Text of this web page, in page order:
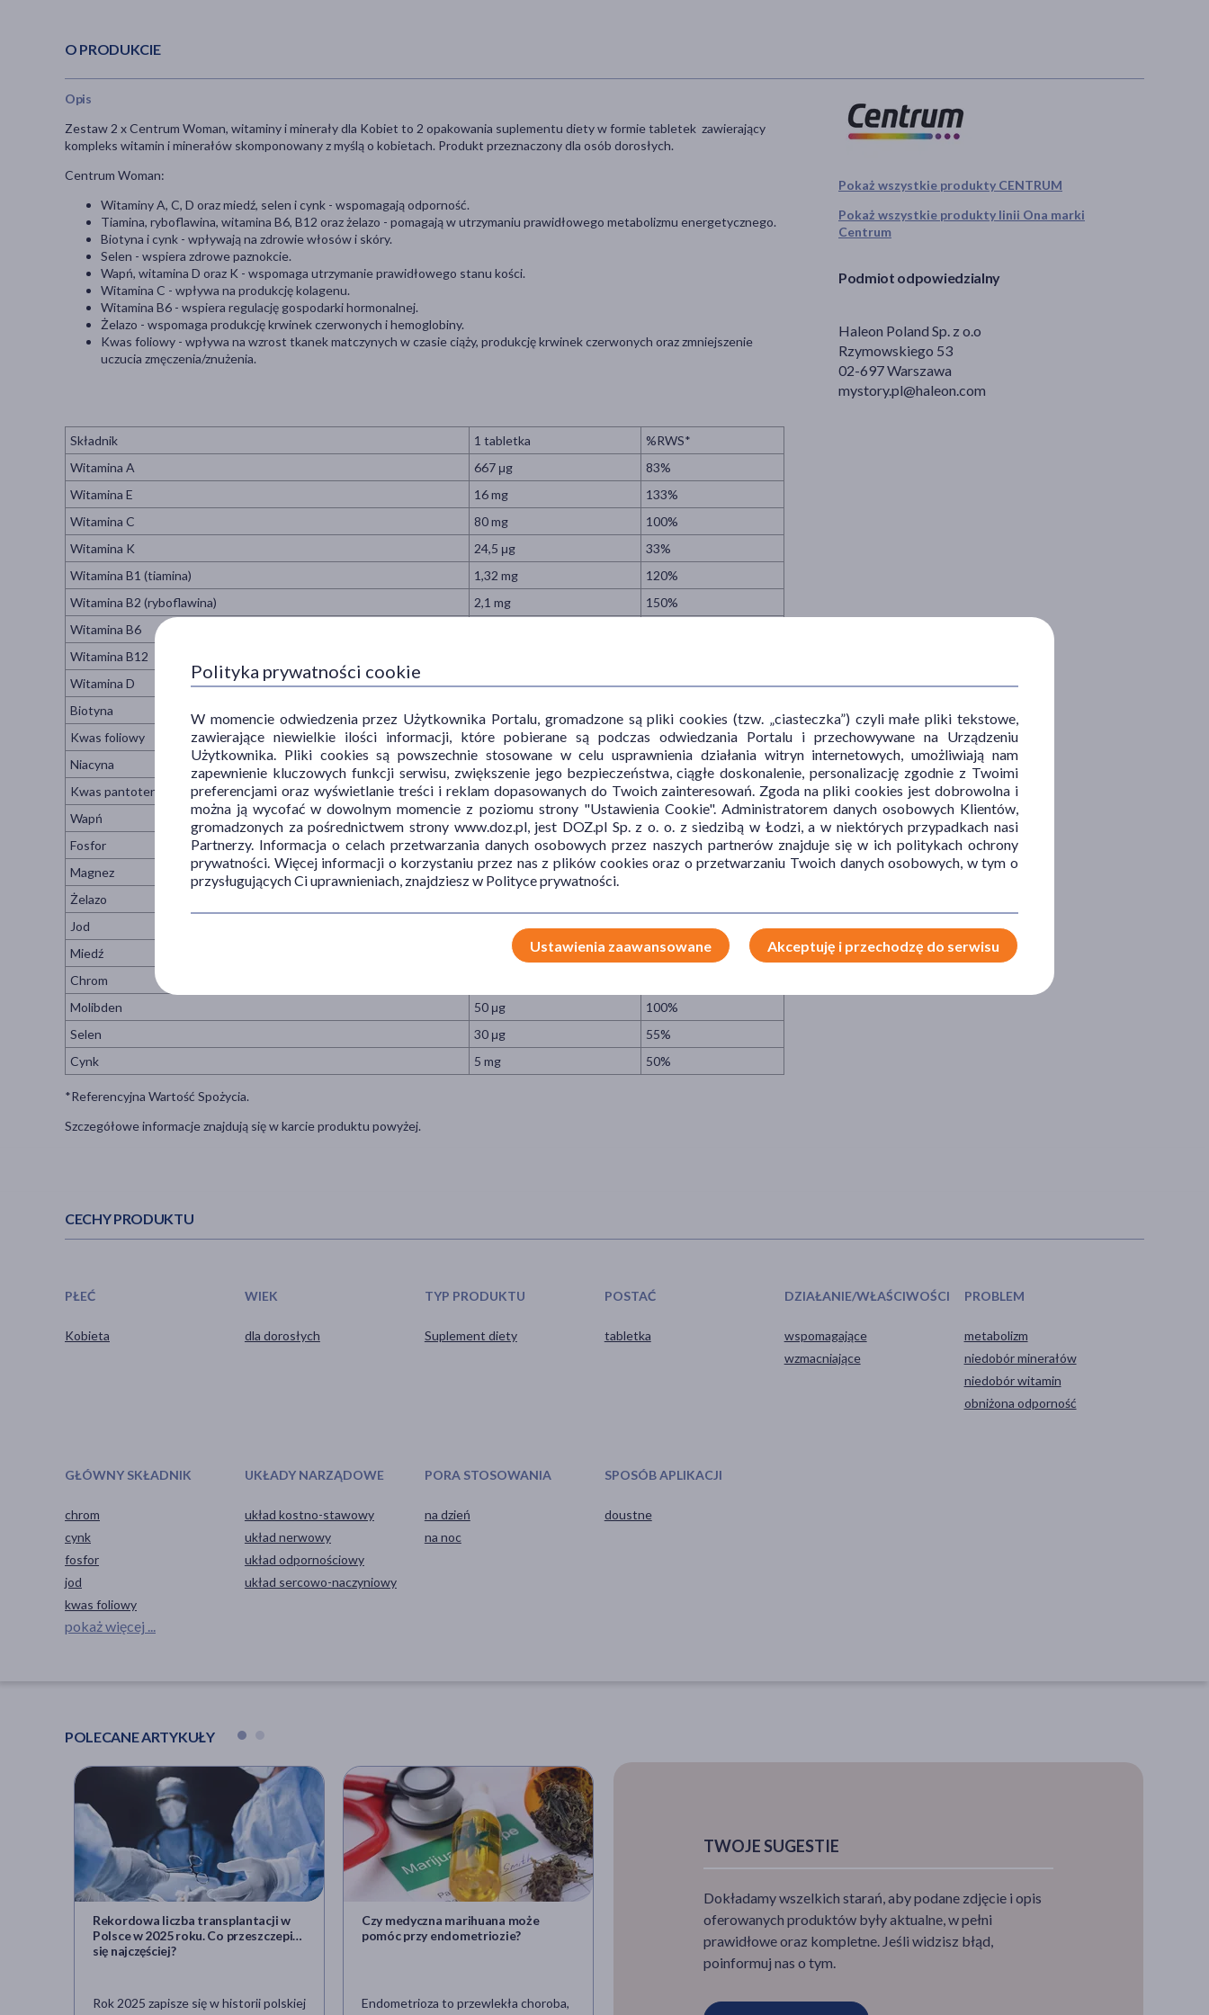
O PRODUKCIE
Pokaż wszystkie produkty CENTRUM
Pokaż wszystkie produkty linii Ona marki
Centrum
Podmiot odpowiedzialny
Haleon Poland Sp. z o.o
Rzymowskiego 53
02-697 Warszawa
mystory.pl@haleon.com
Opis
Zestaw 2 x Centrum Woman, witaminy i minerały dla Kobiet to 2 opakowania suplementu diety w formie tabletek zawierający
kompleks witamin i minerałów skomponowany z myślą o kobietach. Produkt przeznaczony dla osób dorosłych.
Centrum Woman:
Witaminy A, C, D oraz miedź, selen i cynk - wspomagają odporność.
Tiamina, ryboflawina, witamina B6, B12 oraz żelazo - pomagają w utrzymaniu prawidłowego metabolizmu energetycznego.
Biotyna i cynk - wpływają na zdrowie włosów i skóry.
Selen - wspiera zdrowe paznokcie.
Wapń, witamina D oraz K - wspomaga utrzymanie prawidłowego stanu kości.
Witamina C - wpływa na produkcję kolagenu.
Witamina B6 - wspiera regulację gospodarki hormonalnej.
Żelazo - wspomaga produkcję krwinek czerwonych i hemoglobiny.
Kwas foliowy - wpływa na wzrost tkanek matczynych w czasie ciąży, produkcję krwinek czerwonych oraz zmniejszenie
uczucia zmęczenia/znużenia.
Składnik 1 tabletka
%RWS*
Witamina A
667 μg
83%
Witamina E
16 mg
133%
Witamina C
80 mg
100%
Witamina K
24,5 μg
33%
Witamina B1 (tiamina)
1,32 mg
120%
Witamina B2 (ryboflawina)
2,1 mg
150%
Witamina B6
Witamina B12
Witamina D
10 μg
200%
Biotyna
Kwas foliowy
300 μg
150%
Niacyna
16 mg
100%
Kwas pantotenowy
7,5 mg
125%
Wapń
320 mg
40%
Fosfor
105 mg
15%
Magnez
100 mg
27%
Żelazo
Jod
67%
Miedź
50%
Chrom
Molibden
50 μg
100%
Selen
30 μg
55%
Cynk
5 mg 50%
*Referencyjna Wartość Spożycia.
Szczegółowe informacje znajdują się w karcie produktu powyżej.
CECHY PRODUKTU
PŁEĆ
Kobieta
WIEK
dla dorosłych
TYP PRODUKTU
Suplement diety
POSTAĆ
tabletka
DZIAŁANIE/WŁAŚCIWOŚCI
wspomagające
wzmacniające
PROBLEM
metabolizm
niedobór minerałów
niedobór witamin
obniżona odporność
GŁÓWNY SKŁADNIK
chrom
cynk
fosfor
jod
kwas foliowy
pokaż więcej ...
UKŁADY NARZĄDOWE
układ kostno-stawowy
układ nerwowy
układ odpornościowy
układ sercowo-naczyniowy
PORA STOSOWANIA
na dzień
na noc
SPOSÓB APLIKACJI
doustne
POLECANE ARTYKUŁY
Rekordowa liczba transplantacji w
Polsce w 2025 roku. Co przeszczepia
się najczęściej?
Rok 2025 zapisze się w historii polskiej
Czy medyczna marihuana może
pomóc przy endometriozie?
Endometrioza to przewlekła choroba,
Niebezpieczny rytuał Kambo. 40-
letnia Polka w poważnym stanie po
podaniu jadu żaby
Rytuał Kambo, polegający na podaniu
TWOJE SUGESTIE
Dokładamy wszelkich starań, aby podane zdjęcie i opis
oferowanych produktów były aktualne, w pełni
prawidłowe oraz kompletne. Jeśli widzisz błąd,
poinformuj nas o tym.
Polityka prywatności cookie
W momencie odwiedzenia przez Użytkownika Portalu, gromadzone są pliki cookies (tzw. „ciasteczka”) czyli małe pliki tekstowe,
zawierające niewielkie ilości informacji, które pobierane są podczas odwiedzania Portalu i przechowywane na Urządzeniu
Użytkownika. Pliki cookies są powszechnie stosowane w celu usprawnienia działania witryn internetowych, umożliwiają nam
zapewnienie kluczowych funkcji serwisu, zwiększenie jego bezpieczeństwa, ciągłe doskonalenie, personalizację zgodnie z Twoimi
preferencjami oraz wyświetlanie treści i reklam dopasowanych do Twoich zainteresowań. Zgoda na pliki cookies jest dobrowolna i
można ją wycofać w dowolnym momencie z poziomu strony "Ustawienia Cookie". Administratorem danych osobowych Klientów,
gromadzonych za pośrednictwem strony www.doz.pl, jest DOZ.pl Sp. z o. o. z siedzibą w Łodzi, a w niektórych przypadkach nasi
Partnerzy. Informacja o celach przetwarzania danych osobowych przez naszych partnerów znajduje się w ich politykach ochrony
prywatności. Więcej informacji o korzystaniu przez nas z plików cookies oraz o przetwarzaniu Twoich danych osobowych, w tym o
przysługujących Ci uprawnieniach, znajdziesz w Polityce prywatności.
Ustawienia zaawansowane Akceptuję i przechodzę do serwisu